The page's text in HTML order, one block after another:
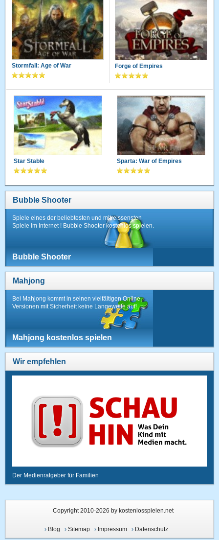
Stormfall: Age of War Forge of Empires
Star Stable Sparta: War of Empires
Bubble Shooter
Spiele eines der beliebtesten und mitreissensten
Spiele im Internet ! Bubble Shooter kostenlos spielen.
Bubble Shooter
Mahjong
Bei Mahjong kommt in seinen vielfältigen Online-
Versionen mit Sicherheit keine Langeweile auf!
Mahjong kostenlos spielen
Wir empfehlen
Der Medienratgeber für Familien
Copyright 2010-2026 by kostenlosspielen.net
› Blog › Sitemap› Impressum› Datenschutz